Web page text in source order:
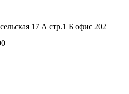
17 А стр.1 Б офис 202